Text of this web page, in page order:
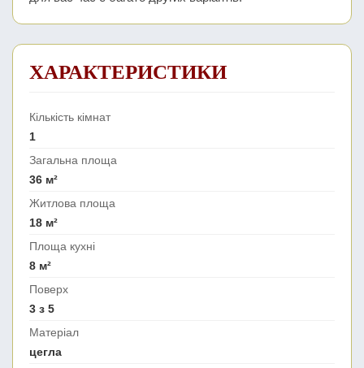
ХАРАКТЕРИСТИКИ
Кількість кімнат
1
Загальна площа
36 м²
Житлова площа
18 м²
Площа кухні
8 м²
Поверх
3 з 5
Матеріал
цегла